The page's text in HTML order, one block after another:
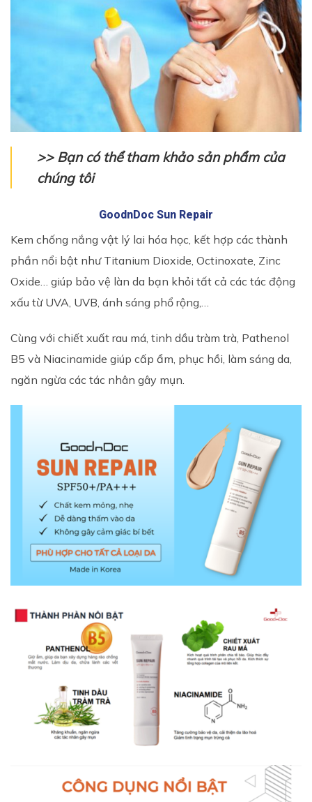
>> Bạn có thể tham khảo sản phẩm của
chúng tôi
GoodnDoc Sun Repair
Kem chống nắng vật lý lai hóa học, kết hợp các thành
phần nổi bật như Titanium Dioxide, Octinoxate, Zinc
Oxide… giúp bảo vệ làn da bạn khỏi tất cả các tác động
xấu từ UVA, UVB, ánh sáng phổ rộng,…
Cùng với chiết xuất rau má, tinh dầu tràm trà, Pathenol
B5 và Niacinamide giúp cấp ẩm, phục hồi, làm sáng da,
ngăn ngừa các tác nhân gây mụn.